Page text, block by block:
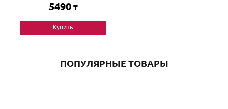
5490 ₸
Купить
ПОПУЛЯРНЫЕ ТОВАРЫ